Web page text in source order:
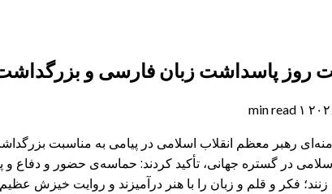
روز پاسداشت زبان فارسی و
۱ min read
رهبر معظم انقلاب اسلامی در پیامی به مناسبت
در گستره جهانی، تأکید کردند: حماسه‌ی حضور و
فکر و قلم و زبان را با هنر درآمیزند و روایت خیزش عظیم